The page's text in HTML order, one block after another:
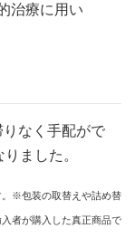
治療に用い
なく手配がで
ました。
※包装の取替えや詰め替
者が購入した真正商品で